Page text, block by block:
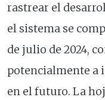
rastrear el
el sistema se
de julio de 2024,
potencialmente a
en el futuro. La